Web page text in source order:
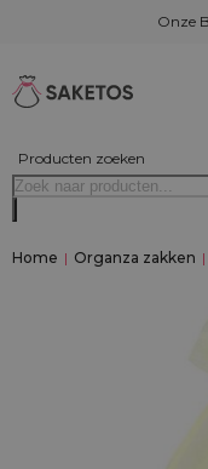
Onze
Producten zoeken
Home | Organza zakken |